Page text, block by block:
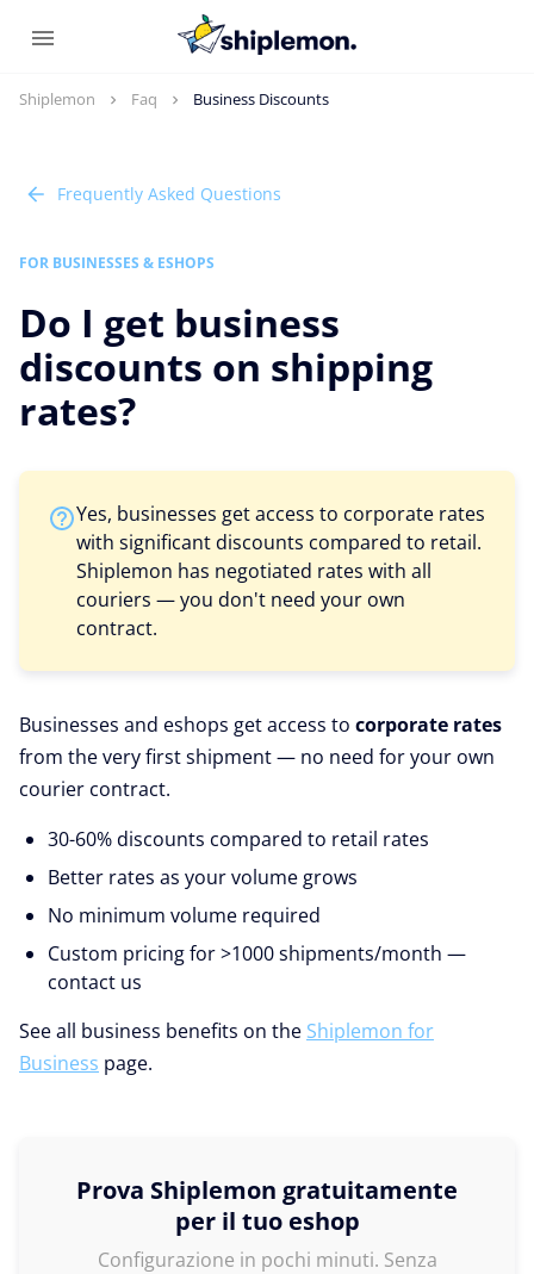
Shiplemon Faq Business Discounts
Frequently Asked Questions
FOR BUSINESSES & ESHOPS
Do I get business
discounts on shipping
rates?
Yes, businesses get access to corporate rates
with significant discounts compared to retail.
Shiplemon has negotiated rates with all
couriers — you don't need your own
contract.
Businesses and eshops get access to corporate rates
from the very first shipment — no need for your own
courier contract.
30-60% discounts compared to retail rates
Better rates as your volume grows
No minimum volume required
Custom pricing for >1000 shipments/month —
contact us
See all business benefits on the Shiplemon for
Business page.
Prova Shiplemon gratuitamente
per il tuo eshop
Configurazione in pochi minuti. Senza